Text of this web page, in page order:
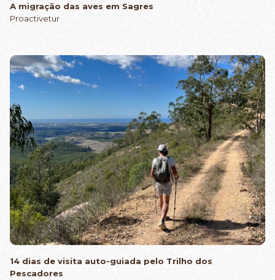
A migração das aves em Sagres
Proactivetur
14 dias de visita auto-guiada pelo Trilho dos
Pescadores